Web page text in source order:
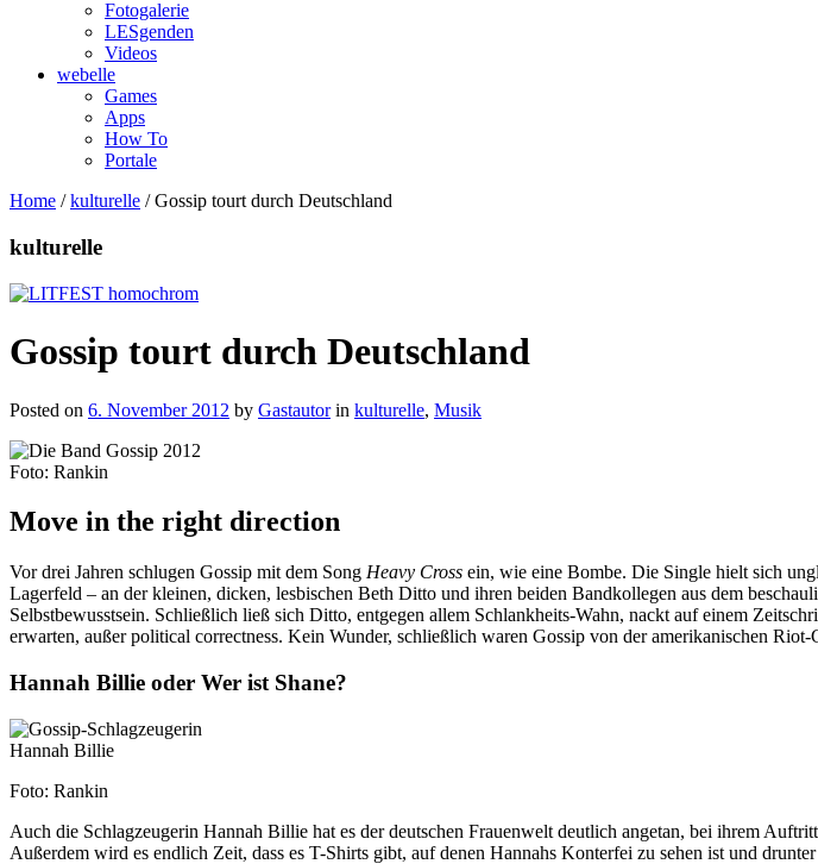
Fotogalerie
LESgenden
Videos
webelle
Games
Apps
How To
Portale
Home /kulturelle /Gossip tourt durch Deutschland
kulturelle
Gossip tourt durch Deutschland
Posted on 6. November 2012 by Gastautorin kulturelle, Musik
Foto: Rankin
Move in the right direction
Vor drei Jahren schlugen Gossip mit dem Song Heavy Cross ein, wie eine Bombe. Die Single hielt sich
Lagerfeld – an der kleinen, dicken, lesbischen Beth Ditto und ihren beiden Bandkollegen aus dem
Selbstbewusstsein. Schließlich ließ sich Ditto, entgegen allem Schlankheits-Wahn, nackt auf einem
erwarten, außer political correctness. Kein Wunder, schließlich waren Gossip von der amerikanischen
Hannah Billie oder Wer ist Shane?
Foto: Rankin
Auch die Schlagzeugerin Hannah Billie hat es der deutschen Frauenwelt deutlich angetan, bei ihrem
Außerdem wird es endlich Zeit, dass es T-Shirts gibt, auf denen Hannahs Konterfei zu sehen ist und drunter